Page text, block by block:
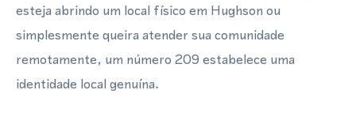
esteja abrindo um local físico em Hughson ou
simplesmente queira atender sua comunidade
remotamente, um número 209 estabelece uma
identidade local genuína.